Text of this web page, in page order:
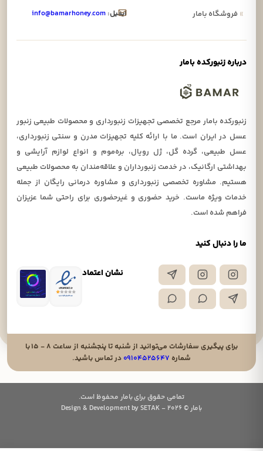
ما را دنبال کنید
نشان اعتماد
»فروشگاه بامار
ایمیل: info@bamarhoney.com
درباره زنبورکده بامار
زنبورکده بامار مرجع تخصصی تجهیزات زنبورداری و محصولات طبیعی زنبور
عسل در ایران است. ما با ارائه کلیه تجهیزات مدرن و سنتی زنبورداری،
عسل طبیعی، گرده گل، ژل رویال، بره‌موم و انواع لوازم آرایشی و
بهداشتی ارگانیک، در خدمت زنبورداران و علاقه‌مندان به محصولات طبیعی
هستیم. مشاوره تخصصی زنبورداری و مشاوره درمانی رایگان از جمله
خدمات ویژه ماست. خرید حضوری و غیرحضوری برای راحتی شما عزیزان
فراهم شده است.
برای پیگیری سفارشات می‌توانید از شنبه تا پنجشنبه از ساعت ۸ - ۱۵ با
شماره ۰۹۱۰۴۵۲۵۶۴۷در تماس باشید.
تمامی حقوق برای بامار محفوظ است.
بامار © 2026 - Design & Development by SETAK